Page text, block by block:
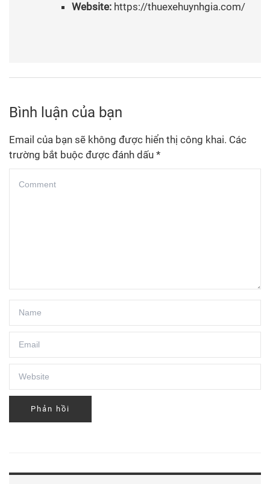
Website: https://thuexehuynhgia.com/
Bình luận của bạn
Email của bạn sẽ không được hiển thị công khai. Các
trường bắt buộc được đánh dấu *